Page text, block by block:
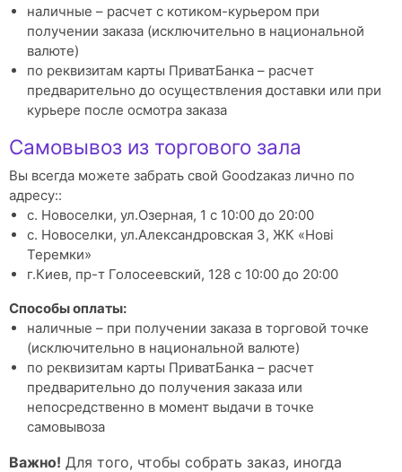
наличные – расчет с котиком-курьером при
получении заказа (исключительно в национальной
валюте)
по реквизитам карты ПриватБанка – расчет
предварительно до осуществления доставки или при
курьере после осмотра заказа
Самовывоз из торгового зала
Вы всегда можете забрать свой Goodzаказ лично по
адресу::
с. Новоселки, ул.Озерная, 1 с 10:00 до 20:00
с. Новоселки, ул.Александровская 3, ЖК «Нові
Теремки»
г.Киев, пр-т Голосеевский, 128 с 10:00 до 20:00
Способы оплаты:
наличные – при получении заказа в торговой точке
(исключительно в национальной валюте)
по реквизитам карты ПриватБанка – расчет
предварительно до получения заказа или
непосредственно в момент выдачи в точке
самовывоза
Важно! Для того, чтобы собрать заказ, иногда